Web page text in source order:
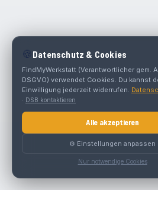
🍪 Datenschutz & Cookies
FindMyWerkstatt (Verantwortlicher gem.
DSGVO) verwendet Cookies. Du kannst
Einwilligung jederzeit widerrufen.
· DSB kontaktieren
Alle akzeptieren
⚙️ Einstellungen anpassen
Nur notwendige Cookies